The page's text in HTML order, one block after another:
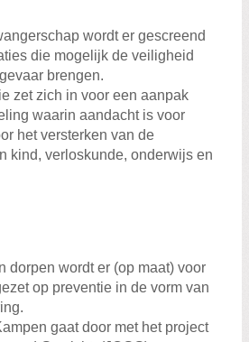
wordt er gescreend
die mogelijk de veiligheid
brengen.
zet zich in voor een aanpak
waarin aandacht is voor
het versterken van de
kind, verloskunde, onderwijs en
dorpen wordt er (op maat) voor
op preventie in de vorm van
gaat door met het project